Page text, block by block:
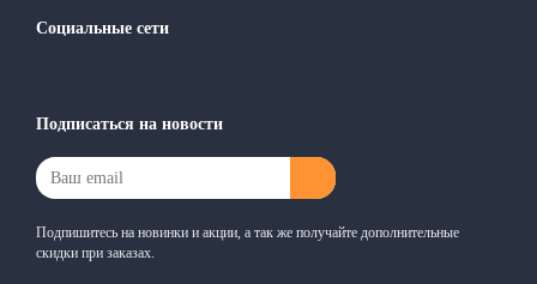
Социальные сети
Подписаться на новости
Подпишитесь на новинки и акции, а так же получайте дополнительные
скидки при заказах.